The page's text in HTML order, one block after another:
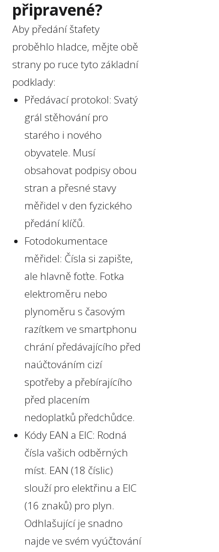
připravené?
Aby předání štafety
proběhlo hladce, mějte obě
strany po ruce tyto základní
podklady:
Předávací protokol: Svatý
grál stěhování pro
starého i nového
obyvatele. Musí
obsahovat podpisy obou
stran a přesné stavy
měřidel v den fyzického
předání klíčů.
Fotodokumentace
měřidel: Čísla si zapište,
ale hlavně foťte. Fotka
elektroměru nebo
plynoměru s časovým
razítkem ve smartphonu
chrání předávajícího před
naúčtováním cizí
spotřeby a přebírajícího
před placením
nedoplatků předchůdce.
Kódy EAN a EIC: Rodná
čísla vašich odběrných
míst. EAN (18 číslic)
slouží pro elektřinu a EIC
(16 znaků) pro plyn.
Odhlašující je snadno
najde ve svém vyúčtování